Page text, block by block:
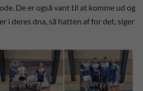
De er også vant til at komme ud og
i deres dna, så hatten af for det, siger